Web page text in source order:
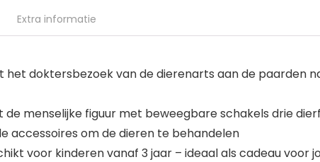
Extra informatie
het doktersbezoek van de dierenarts aan de paarden
de menselijke figuur met beweegbare schakels drie
accessoires om de dieren te behandelen
voor kinderen vanaf 3 jaar – ideaal als cadeau